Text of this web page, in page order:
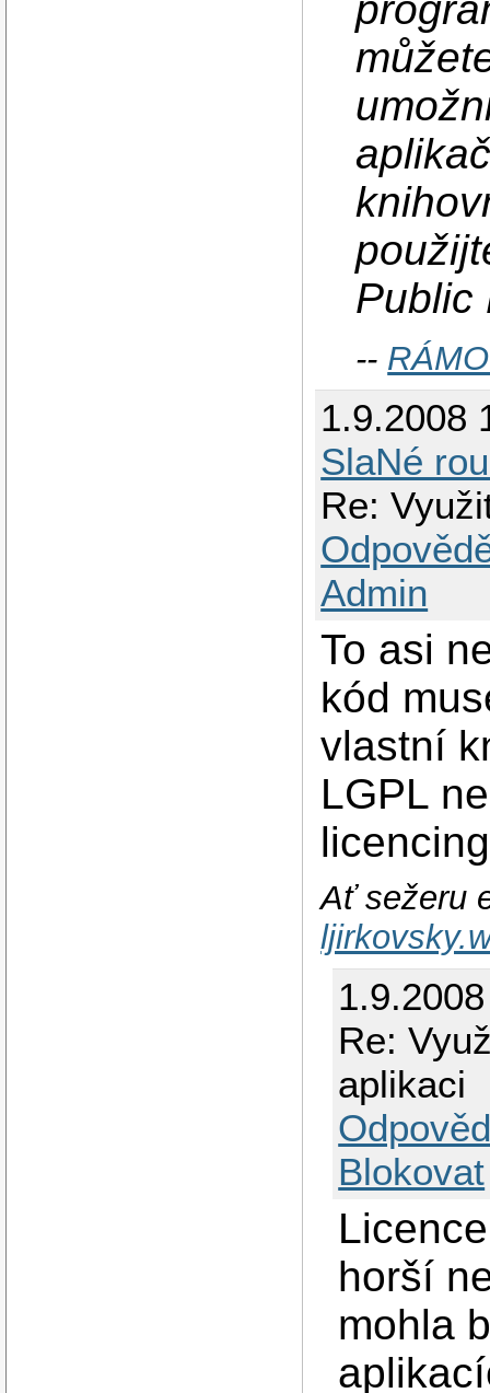
Public
--
1.9.2008
SlaNé
Re:
Admin
To asi
kód
vlastní
LGPL
Ať sežeru
Re:
aplikaci
Blokovat
horší
mohla